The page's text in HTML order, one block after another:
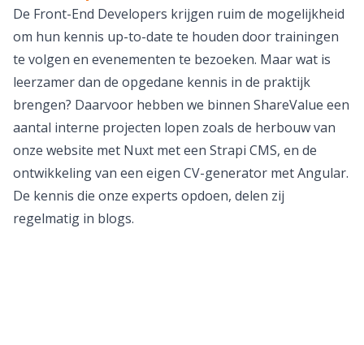
De Front-End Developers krijgen ruim de mogelijkheid
om hun kennis up-to-date te houden door trainingen
te volgen en evenementen te bezoeken. Maar wat is
leerzamer dan de opgedane kennis in de praktijk
brengen? Daarvoor hebben we binnen ShareValue een
aantal interne projecten lopen zoals de herbouw van
onze website met Nuxt met een Strapi CMS, en de
ontwikkeling van een eigen CV-generator met Angular.
De kennis die onze experts opdoen, delen zij
regelmatig in blogs.